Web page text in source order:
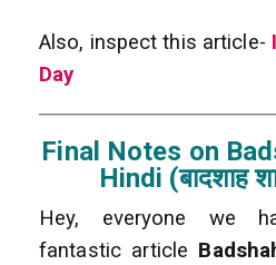
Also, inspect this article-
Day
Final Notes on
Hindi (बादशाह
Hey, everyone we
fantastic article